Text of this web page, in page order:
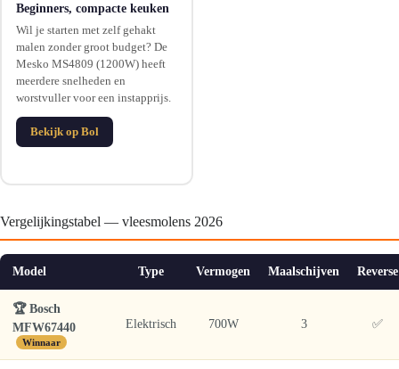
Beginners, compacte keuken
Wil je starten met zelf gehakt
malen zonder groot budget? De
Mesko MS4809 (1200W) heeft
meerdere snelheden en
worstvuller voor een instapprijs.
Bekijk op Bol
Vergelijkingstabel — vleesmolens 2026
Model Type Vermogen Maalschijven Reverse
🏆 Bosch
MFW67440
Winnaar
Elektrisch 700W 3 ✅